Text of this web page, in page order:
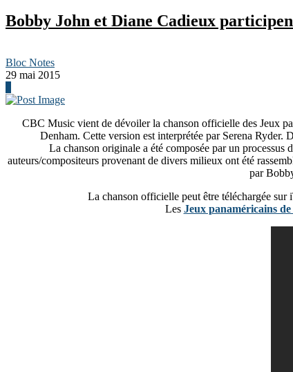
Bobby John et Diane Cadieux
Bloc Notes
29 mai 2015
CBC Music vient de dévoiler la chanson officielle des Jeux
Denham. Cette version est interprétée par Serena Ryder.
La chanson originale a été composée par un
auteurs/compositeurs provenant de divers milieux ont été
par
La chanson officielle peut être téléchargée sur
Les Jeux panaméricains de